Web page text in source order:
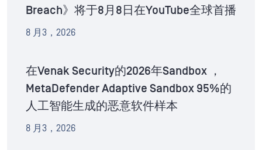
Breach》将于8月8日在YouTube全球首播
8 月3，2026
在Venak Security的2026年Sandbox ，
MetaDefender Adaptive Sandbox 95%的
人工智能生成的恶意软件样本
8 月3，2026